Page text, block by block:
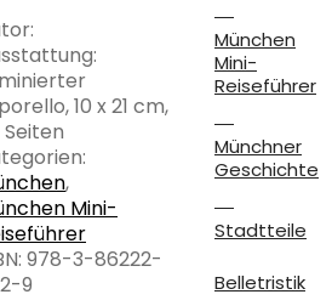
10 x 21 cm,
Seiten
,
Mini-
978-3-86222-
9
München
Mini-
Reiseführer
Münchner
Geschichte
Stadtteile
Belletristik